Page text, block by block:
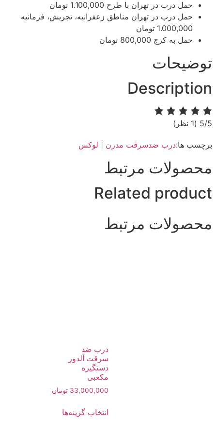
حمل درب در تهران با طرح​​ 1.100,000 تومان
حمل درب در تهران مناطق زعفرانیه، تجریش، فرمانیه​​
1.000,000 تومان
حمل به کرج 800,000 تومان
توضیحات
Description
‫5/5 ‫(1 نظر)
برچسب ها:درب ضدسرقت مدرن لوکس
محصولات مرتبط
Related product
محصولات مرتبط
درب ضد
سرقت آلدور
دستگیره
مکعبی
33,000,000 تومان
انتخاب گزینه‌ها